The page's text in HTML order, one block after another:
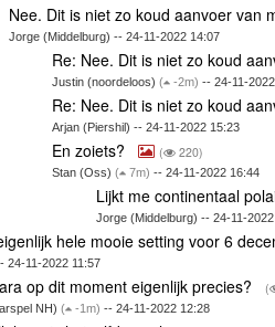
Nee. Dit is niet zo koud aanvoer van
Jorge (Middelburg) -- 24-11-2022 14:07
Re: Nee. Dit is niet zo koud
Justin (noordeloos)( -2m) -- 24-11-
Re: Nee. Dit is niet zo koud
Arjan (Piershil) -- 24-11-2022 15:23
En zoiets? ( 220)
Stan (Oss)( 7m) -- 24-11-2022 16:44
Lijkt me continentaal
Jorge (Middelburg) -- 24-11-
hele mooie setting voor 6
24-11-2022 11:57
op dit moment eigenlijk precies? (
NH) ( -1m) -- 24-11-2022 12:28